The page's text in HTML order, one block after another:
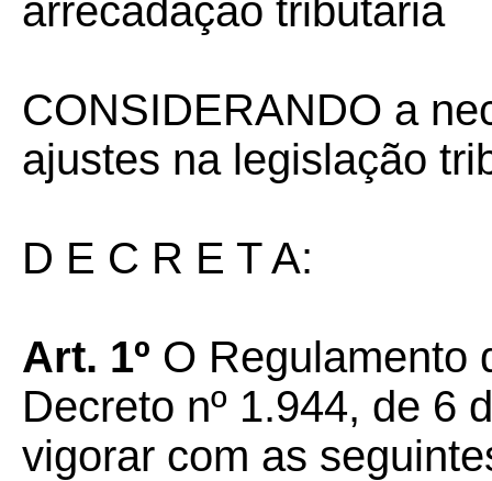
arrecadação tributária
CONSIDERANDO a
ajustes na legislação
D E C R E T A:
Art. 1º O Regulamento
Decreto nº 1.944, de 6
vigorar com as